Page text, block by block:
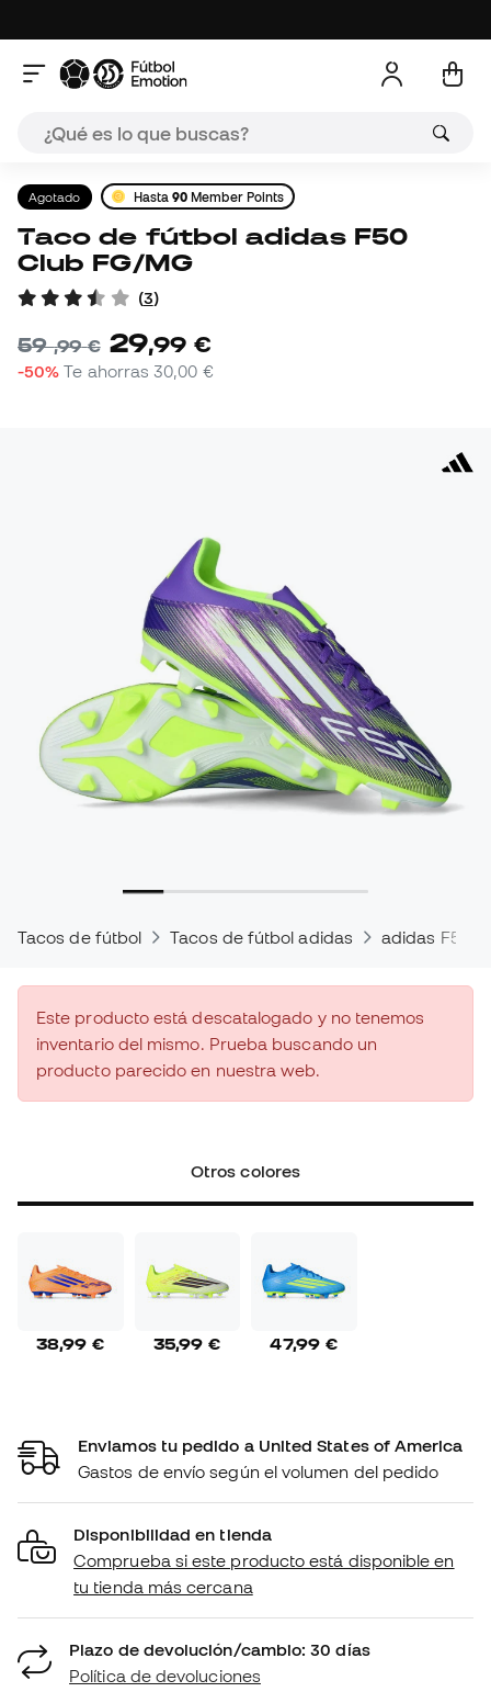
Agotado Hasta90 Member Points
Taco de fútbol adidas F50
Club FG/MG
(3)
59,99 € 29,99 €
-50% Te ahorras30,00 €
Tacos de fútbol Tacos de fútbol adidas adidas F50
Este producto está descatalogado y no tenemos
inventario del mismo. Prueba buscando un
producto parecido en nuestra web.
Otros colores
38,99 € 35,99 € 47,99 €
Enviamos tu pedido a United States of America
Gastos de envío según el volumen del pedido
Disponibilidad en tienda
Comprueba si este producto está disponible en
tu tienda más cercana
Plazo de devolución/cambio: 30 días
Política de devoluciones